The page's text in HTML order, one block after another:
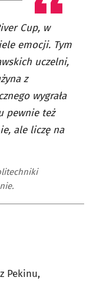
Cup, w
emocji. Tym
uczelni,
z
wygrała
pewnie też
ale liczę na
Pekinu,